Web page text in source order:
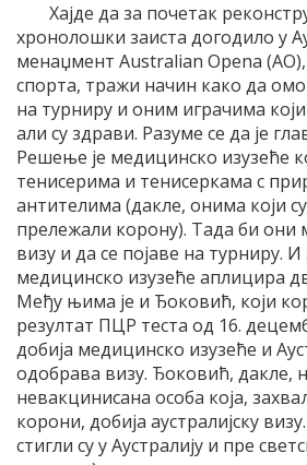
Хајде да за почетак
хронолошки заиста догодило у
менаџмент Australian Opena (АО),
спорта, тражи начин како да
на турниру и оним играчима
али су здрави. Разуме се да је
Решење је медицинско изузеће
тенисерима и тенисеркама с
антителима (дакле, онима који
прележали корону). Тада би они
визу и да се појаве на турниру. И
медицинско изузеће аплицира
Међу њима је и Ђоковић, који
резултат ПЦР теста од 16.
добија медицинско изузеће и
одобрава визу. Ђоковић, дакле,
невакцинисана особа која,
корони, добија аустралијску
стигли су у Аустралију и пре